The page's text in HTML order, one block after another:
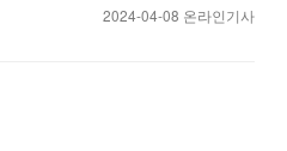
2024-04-08 온라인기사